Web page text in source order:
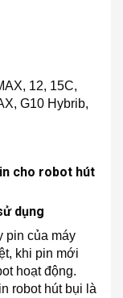
12, 15C,
G10 Hybrib,
cho robot hút
dụng
pin của máy
khi pin mới
hoạt động.
robot hút bụi là